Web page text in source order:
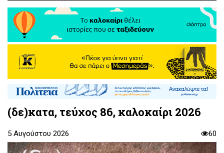
(δε)κατα, τεύχος 86, καλοκαίρι 2026
5 Αυγούστου 2026 60